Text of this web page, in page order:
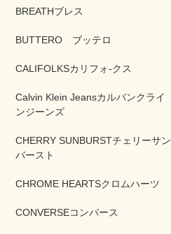
BREATHブレス
BUTTERO ブッテロ
CALIFOLKSカリフォ-クス
Calvin Klein Jeansカルバンクライ
ンジーンズ
CHERRY SUNBURSTチェリーサン
バースト
CHROME HEARTSクロムハーツ
CONVERSEコンバース